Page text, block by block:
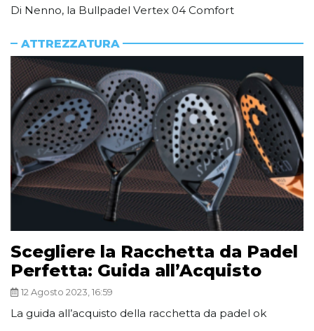
Di Nenno, la Bullpadel Vertex 04 Comfort
ATTREZZATURA
Scegliere la Racchetta da Padel
Perfetta: Guida all’Acquisto
12 Agosto 2023, 16:59
La guida all’acquisto della racchetta da padel ok